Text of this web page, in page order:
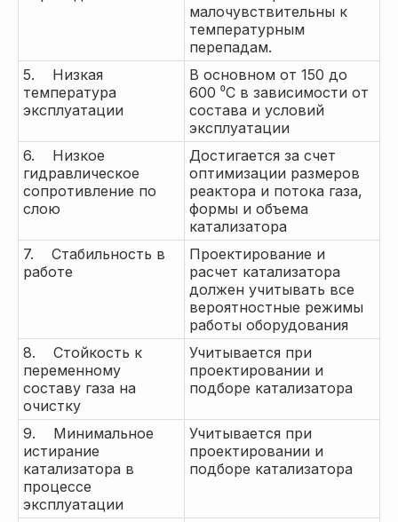
малочувствительны к
температурным
перепадам.
5. Низкая
температура
эксплуатации
В основном от 150 до
600 ⁰С в зависимости от
состава и условий
эксплуатации
6. Низкое
гидравлическое
сопротивление по
слою
Достигается за счет
оптимизации размеров
реактора и потока газа,
формы и объема
катализатора
7. Стабильность в
работе
Проектирование и
расчет катализатора
должен учитывать все
вероятностные режимы
работы оборудования
8. Стойкость к
переменному
составу газа на
очистку
Учитывается при
проектировании и
подборе катализатора
9. Минимальное
истирание
катализатора в
процессе
эксплуатации
Учитывается при
проектировании и
подборе катализатора